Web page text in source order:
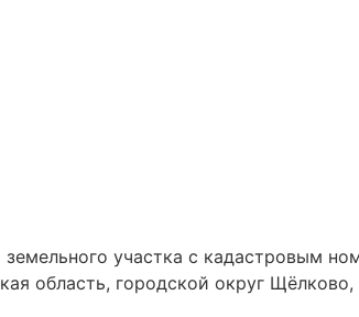
участка с кадастровым
область, городской округ